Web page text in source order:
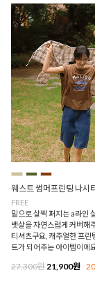
웨스트 썸머프린팅 나시
FREE
밑으로 살짝 퍼지는 a라인
뱃살을 자연스럽게 커버해
티셔츠구요, 캐주얼한 프린
트가 되어주는 아이템이에
27,300원 21,900원